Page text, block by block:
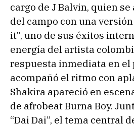
cargo de J Balvin, quien
del campo con una
it”, uno de sus éxitos
energía del artista
respuesta inmediata en el
acompañó el ritmo con
Shakira apareció en
de afrobeat Burna Boy.
“Dai Dai”, el tema central